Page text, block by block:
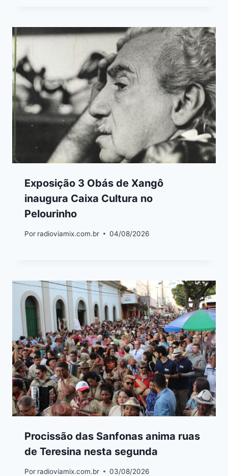
Exposição 3 Obás de Xangô
inaugura Caixa Cultura no
Pelourinho
Por radioviamix.com.br 04/08/2026
Procissão das Sanfonas anima ruas
de Teresina nesta segunda
Por radioviamix.com.br 03/08/2026